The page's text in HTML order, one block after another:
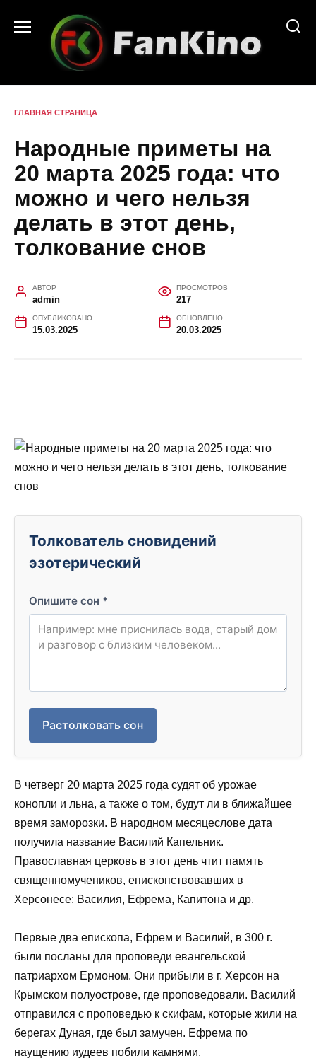
содержанию
ГЛАВНАЯ СТРАНИЦА
Народные приметы на
20 марта 2025 года: что
можно и чего нельзя
делать в этот день,
толкование снов
АВТОР
admin
ПРОСМОТРОВ
217
ОПУБЛИКОВАНО
15.03.2025
ОБНОВЛЕНО
20.03.2025
Толкователь сновидений
эзотерический
Опишите сон *
Растолковать сон
В четверг 20 марта 2025 года судят об урожае
конопли и льна, а также о том, будут ли в ближайшее
время заморозки. В народном месяцеслове дата
получила название Василий Капельник.
Православная церковь в этот день чтит память
священномучеников, епископствовавших в
Херсонесе: Василия, Ефрема, Капитона и др.
Первые два епископа, Ефрем и Василий, в 300 г.
были посланы для проповеди евангельской
патриархом Ермоном. Они прибыли в г. Херсон на
Крымском полуострове, где проповедовали. Василий
отправился с проповедью к скифам, которые жили на
берегах Дуная, где был замучен. Ефрема по
наущению иудеев побили камнями.